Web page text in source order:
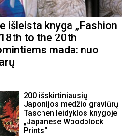
išleista knyga „Fashion
to the 20th
mada: nuo
200 išskirtiniausių
Japonijos medžio graviūrų
Taschen leidyklos knygoje
„Japanese Woodblock
Prints“